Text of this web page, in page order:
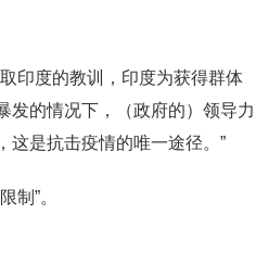
印度的教训，印度为获得群体
发的情况下，（政府的）领导力
这是抗击疫情的唯一途径。”
制”。